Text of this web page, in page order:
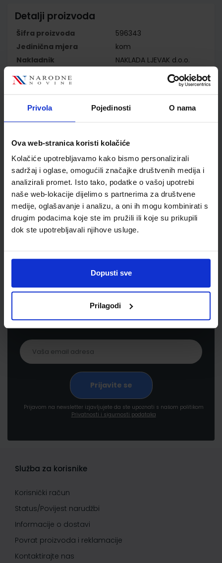
Privola Pojedinosti O nama
Ova web-stranica koristi kolačiće
Kolačiće upotrebljavamo kako bismo personalizirali
sadržaj i oglase, omogućili značajke društvenih medija i
analizirali promet. Isto tako, podatke o vašoj upotrebi
naše web-lokacije dijelimo s partnerima za društvene
medije, oglašavanje i analizu, a oni ih mogu kombinirati s
drugim podacima koje ste im pružili ili koje su prikupili
dok ste upotrebljavali njihove usluge.
Dopusti sve
Prilagodi
Detalji proizvoda
Šifra proizvoda
596343
Jedinična mjera
kom
Nakladnik
NAKLADA LJEVAK d.o.o.
Patricia Reilly Marta
Uminska Tomasz Siuta
Školski razred
10 1.RAZRED SŠ
Vrsta školske knjige
UDŽBENIK
Vrsta škole
Newsletter prijava
Prijavite se kako bi primali informacije o novim
proizvodima i uslugama, akcijama i drugim
pogodnostima
Prijavom na newsletter izjavljujete da ste upoznati s našom politikom
Privatnosti i sigurnosti podataka
Služba za korisnike
Korisnički račun
Status/Povijest narudžbi
Informacije o dostavi
Povrat proizvoda i reklamacije
Kontaktirajte nas